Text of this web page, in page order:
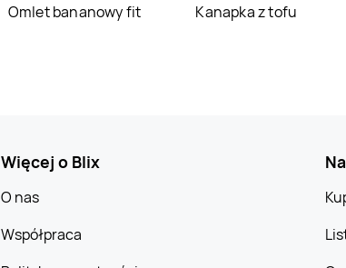
Omlet bananowy fit Kanapka z tofu
Więcej o Blix
O nas
Współpraca